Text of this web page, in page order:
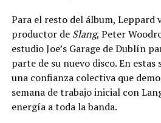
Para el resto del álbum, Leppard
productor de Slang, Peter
estudio Joe’s Garage de Dublín
parte de su nuevo disco. En estas
una confianza colectiva que
semana de trabajo inicial con
energía a toda la banda.